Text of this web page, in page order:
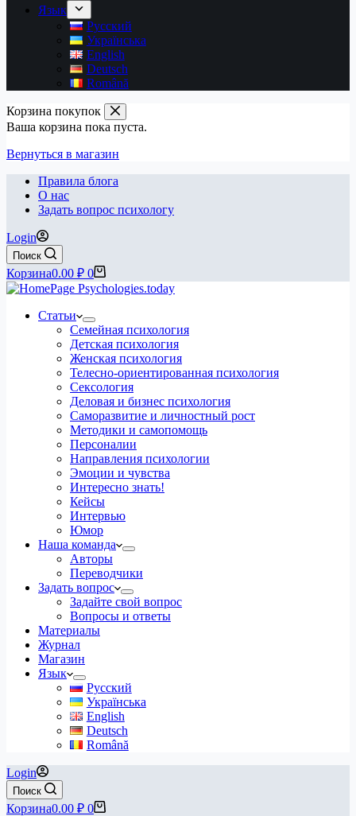
Язык
Русский
Українська
English
Deutsch
Română
Корзина покупок
Ваша корзина пока пуста.
Вернуться в магазин
Правила блога
О нас
Задать вопрос психологу
Login
Поиск
Корзина0.00 ₽ 0
Статьи
Семейная психология
Детская психология
Женская психология
Телесно-ориентированная психология
Сексология
Деловая и бизнес психология
Саморазвитие и личностный рост
Методики и самопомощь
Персоналии
Направления психологии
Эмоции и чувства
Интересно знать!
Кейсы
Интервью
Юмор
Наша команда
Авторы
Переводчики
Задать вопрос
Задайте свой вопрос
Вопросы и ответы
Материалы
Журнал
Магазин
Язык
Русский
Українська
English
Deutsch
Română
Login
Поиск
Корзина0.00 ₽ 0